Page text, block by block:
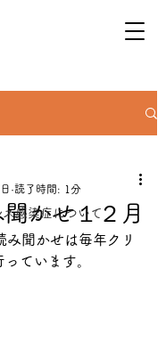
感染症について
かせ１２月
読了時間: 1分
み聞かせは毎年クリ
ています。